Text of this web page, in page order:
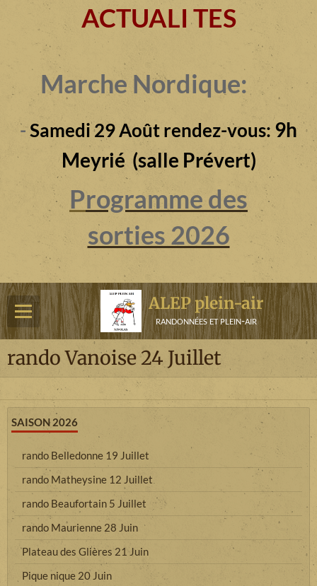
ACTUALI TES
Marche Nordique:
-Samedi 29 Août rendez-vous: 9h
Meyrié (salle Prévert)
Programme des
sorties 2026
ALEP plein-air
randonnées et plein-air
rando Vanoise 24 Juillet
SAISON 2026
rando Belledonne 19 Juillet
rando Matheysine 12 Juillet
rando Beaufortain 5 Juillet
rando Maurienne 28 Juin
Plateau des Glières 21 Juin
Pique nique 20 Juin